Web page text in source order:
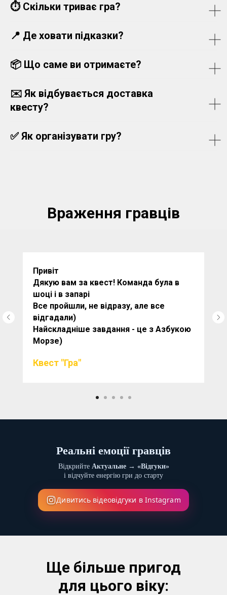
⏱️ Скільки триває гра?
📍 Де ховати підказки?
📦 Що саме ви отримаєте?
✉️ Як відбувається доставка
квесту?
✅ Як організувати гру?
Враження гравців
Привіт
Дякую вам за квест! Команда була в
шоці і в запарі
Все пройшли, не відразу, але все
відгадали)
Найскладніше завдання - це з Азбукою
Морзе)
Квест "Гра"
Реальні емоції гравців
Відкрийте Актуальне → «Відгуки»
і відчуйте енергію гри до старту
Дивитись відеовідгуки в Instagram
Ще більше пригод
для цього віку: